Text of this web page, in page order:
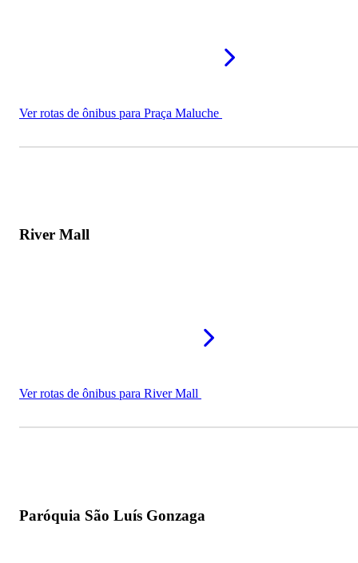
Ver rotas de ônibus para Praça Maluche
River Mall
Ver rotas de ônibus para River Mall
Paróquia São Luís Gonzaga